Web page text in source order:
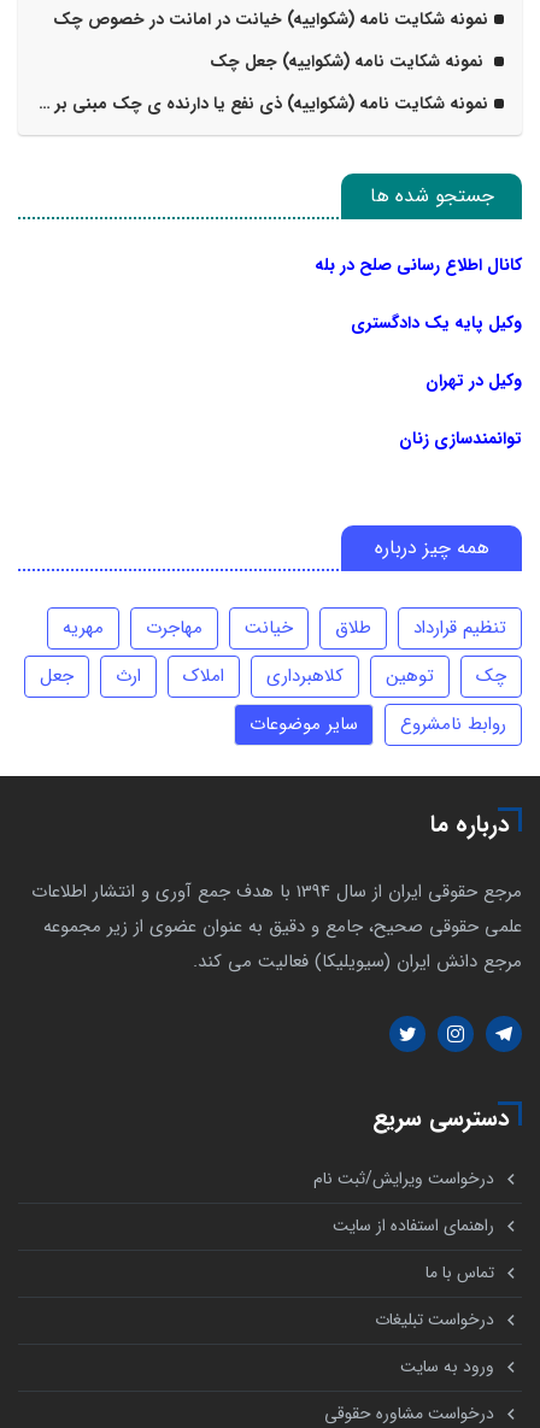
نمونه شکایت نامه (شکواییه) خیانت در امانت در خصوص چک
نمونه شکایت نامه (شکواییه) جعل چک
نمونه شکایت نامه (شکواییه) ذی نفع یا دارنده ی چک مبنی بر سرقت چک
جستجو شده ها
کانال اطلاع رسانی صلح در بله
وکیل پایه یک دادگستری
وکیل در تهران
توانمندسازی زنان
همه چیز درباره
تنظیم قرارداد طلاق خیانت مهاجرت
مهریه
چک
توهین کلاهبرداری املاک ارث
جعل
روابط نامشروع
سایر موضوعات
درباره ما
مرجع حقوقی ایران از سال 1394 با هدف جمع آوری و انتشار اطلاعات
علمی حقوقی صحیح، جامع و دقیق به عنوان عضوی از زیر مجموعه
مرجع دانش ایران (سیویلیکا) فعالیت می کند.
دسترسی سریع
درخواست ویرایش/ثبت نام
راهنمای استفاده از سایت
تماس با ما
درخواست تبلیغات
ورود به سایت
درخواست مشاوره حقوقی